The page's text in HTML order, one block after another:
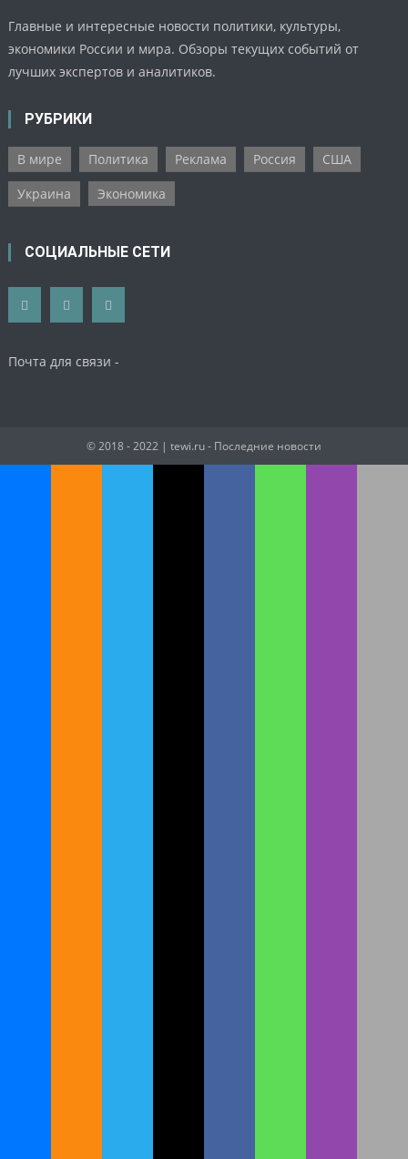
Главные и интересные новости политики, культуры,
экономики России и мира. Обзоры текущих событий от
лучших экспертов и аналитиков.
РУБРИКИ
В мире Политика Реклама Россия
США
Украина
Экономика
СОЦИАЛЬНЫЕ СЕТИ
Почта для связи -
© 2018 - 2022 | tewi.ru - Последние новости